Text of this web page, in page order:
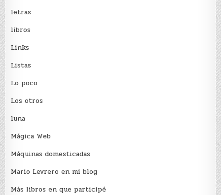
letras
libros
Links
Listas
Lo poco
Los otros
luna
Mágica Web
Máquinas domesticadas
Mario Levrero en mi blog
Más libros en que participé